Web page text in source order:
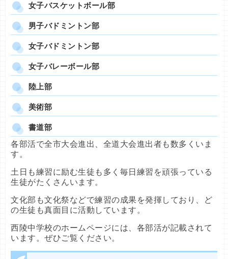
女子バスケットボール部
男子バドミントン部
女子バドミントン部
女子バレーボール部
陸上部
美術部
書道部
各部活で全市大会進出、全道大会進出者も数多くいま
す。
土日も練習に励む生徒も多く毎日練習を頑張っている
生徒がたくさんいます。
文化部も文化祭などで練習の成果を発揮しており、ど
の生徒も真面目に活動しています。
西陵中学校のホームページには、各部活が記載されて
います。ぜひご覧ください。